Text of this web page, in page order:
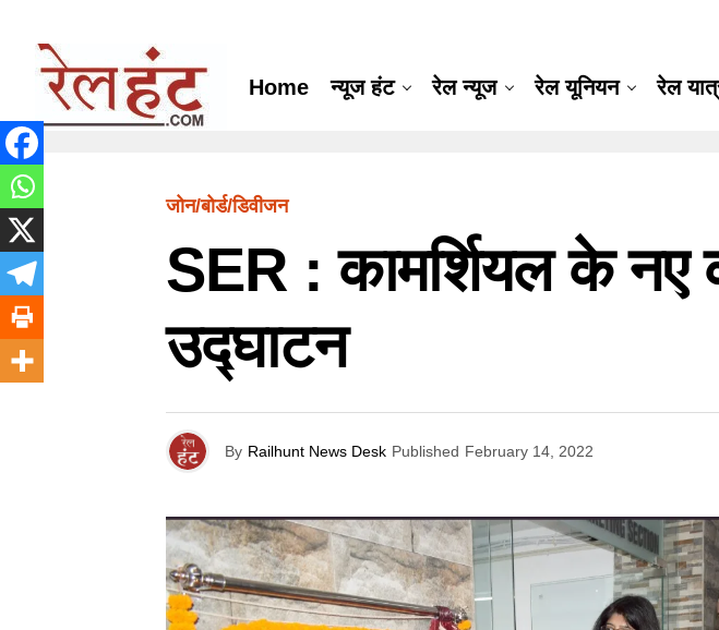
Home न्यूज हंट रेल न्यूज रेल यूनियन रेल
जोन/बोर्ड/डिवीजन
SER : कामर्शियल के नए
उद्घाटन
By Railhunt News Desk Published February 14, 2022